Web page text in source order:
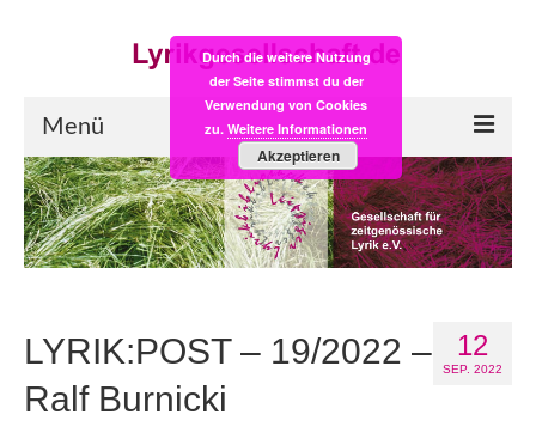
Menü
Start
LYRIK:POST
Einkaufsladen
Empfehlung des Monats
12
SEP. 2022
LYRIK:POST – 19/2022 –
Ralf Burnicki
Durch die weitere Nutzung
der Seite stimmst du der
Verwendung von Cookies
zu. Weitere Informationen
Akzeptieren